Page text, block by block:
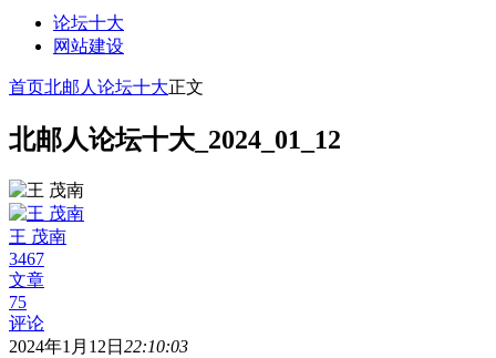
论坛十大
网站建设
首页北邮人论坛十大正文
北邮人论坛十大_2024_01_12
王 茂南
3467
文章
75
评论
2024年1月12日 22:10:03